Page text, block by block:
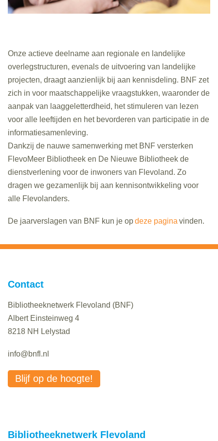
Onze actieve deelname aan regionale en landelijke
overlegstructuren, evenals de uitvoering van landelijke
projecten, draagt aanzienlijk bij aan kennisdeling. BNF zet
zich in voor maatschappelijke vraagstukken, waaronder de
aanpak van laaggeletterdheid, het stimuleren van lezen
voor alle leeftijden en het bevorderen van participatie in de
informatiesamenleving.
Dankzij de nauwe samenwerking met BNF versterken
FlevoMeer Bibliotheek en De Nieuwe Bibliotheek de
dienstverlening voor de inwoners van Flevoland. Zo
dragen we gezamenlijk bij aan kennisontwikkeling voor
alle Flevolanders.
De jaarverslagen van BNF kun je opdeze pagina vinden.
Contact
Bibliotheeknetwerk Flevoland (BNF)
Albert Einsteinweg 4
8218 NH Lelystad
info@bnfl.nl
Blijf op de hoogte!
Bibliotheeknetwerk Flevoland